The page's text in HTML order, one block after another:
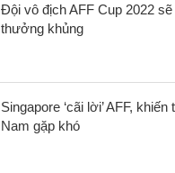
Đội vô địch AFF Cup 2022
thưởng khủng
Singapore ‘cãi lời’ AFF, khiến
Nam gặp khó